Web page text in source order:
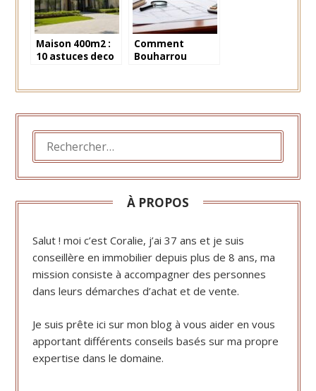
Maison 400m2 :
10 astuces deco
harmonieux
Comment
Bouharrou
immobiliers à
À PROPOS
Salut ! moi c’est Coralie, j’ai 37 ans et je suis
conseillère en immobilier depuis plus de 8 ans, ma
mission consiste à accompagner des personnes
dans leurs démarches d’achat et de vente.
Je suis prête ici sur mon blog à vous aider en vous
apportant différents conseils basés sur ma propre
expertise dans le domaine.